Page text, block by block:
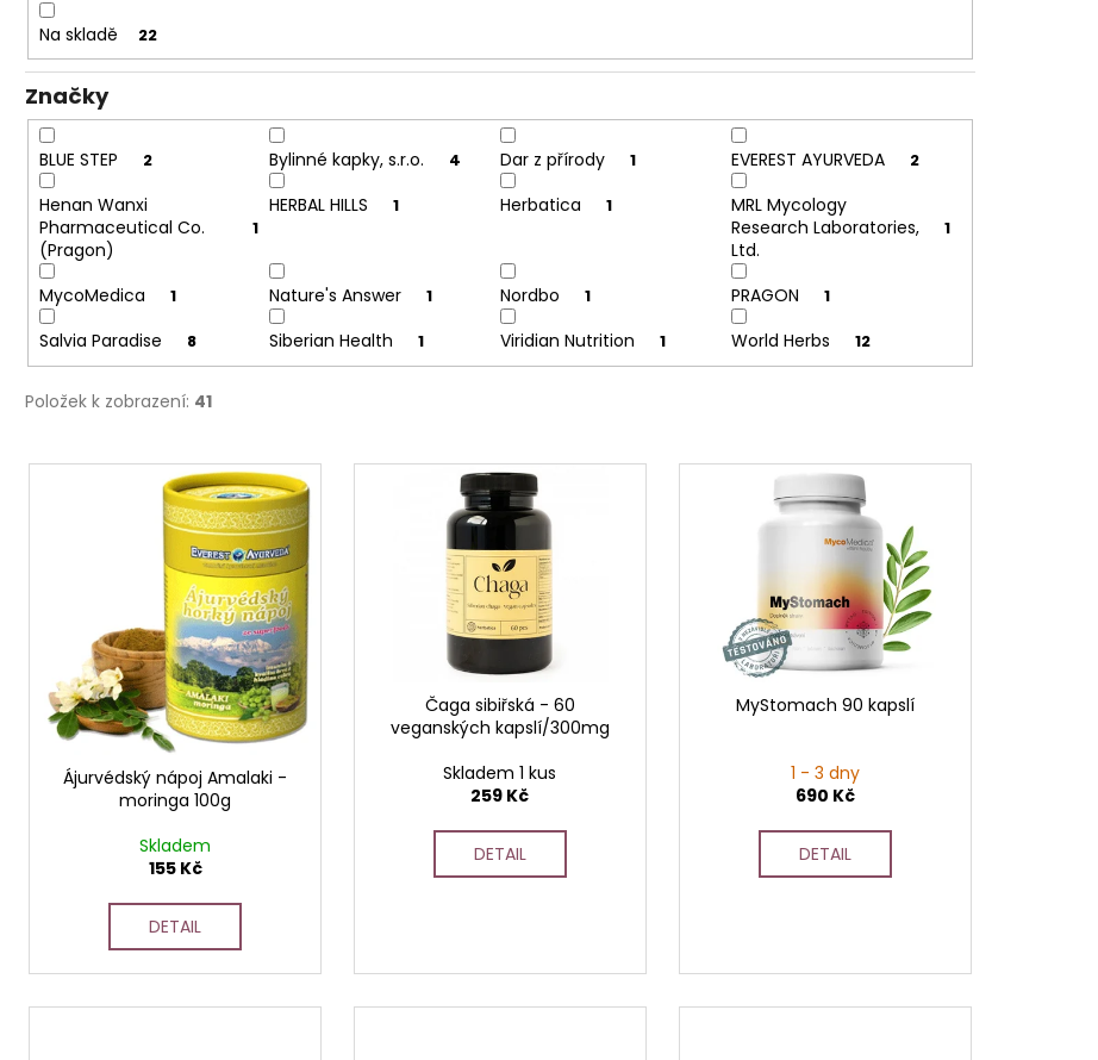
u
k
t
ů
Na skladě 22
Značky
BLUE STEP 2 Bylinné kapky, s.r.o. 4 Dar z přírody 1 EVEREST AYURVEDA 2
Henan Wanxi
Pharmaceutical Co.
(Pragon)
1
HERBAL HILLS 1 Herbatica 1
MRL Mycology
Research Laboratories,
Ltd.
1
MycoMedica 1 Nature's Answer 1 Nordbo 1 PRAGON 1
Salvia Paradise 8 Siberian Health 1 Viridian Nutrition 1 World Herbs 12
Položek k zobrazení: 41
V
Ájurvédský nápoj Amalaki -
moringa 100g
Skladem
155 Kč
DETAIL
Čaga sibiřská - 60
veganských kapslí/300mg
Skladem 1 kus
259 Kč
DETAIL
MyStomach 90 kapslí
1 - 3 dny
690 Kč
DETAIL